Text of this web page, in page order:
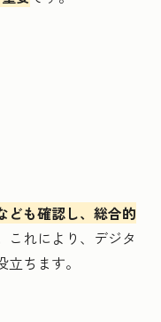
ども確認し、総合的
これにより、デジタ
ちます。